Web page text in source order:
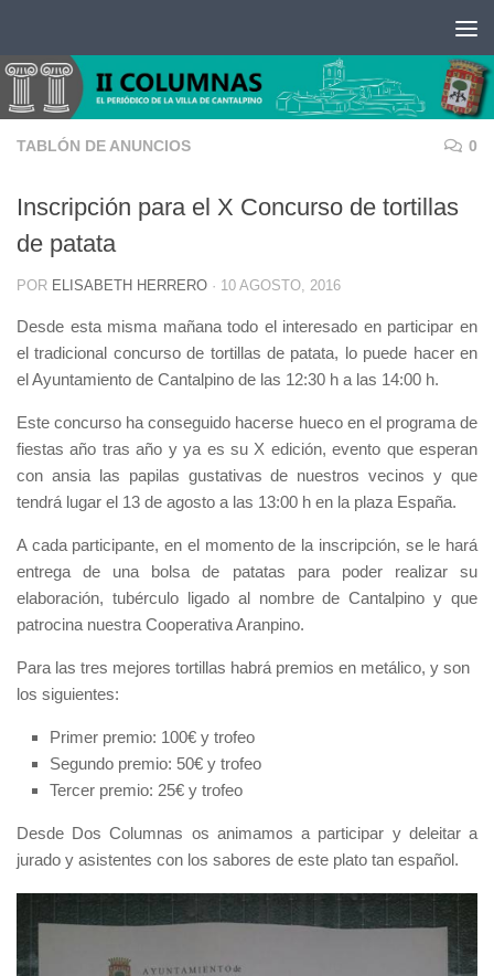
TABLÓN DE ANUNCIOS 0
Inscripción para el X Concurso de tortillas
de patata
POR ELISABETH HERRERO · 10 AGOSTO, 2016
Desde esta misma mañana todo el interesado en participar en
el tradicional concurso de tortillas de patata, lo puede hacer en
el Ayuntamiento de Cantalpino de las 12:30 h a las 14:00 h.
Este concurso ha conseguido hacerse hueco en el programa de
fiestas año tras año y ya es su X edición, evento que esperan
con ansia las papilas gustativas de nuestros vecinos y que
tendrá lugar el 13 de agosto a las 13:00 h en la plaza España.
A cada participante, en el momento de la inscripción, se le hará
entrega de una bolsa de patatas para poder realizar su
elaboración, tubérculo ligado al nombre de Cantalpino y que
patrocina nuestra Cooperativa Aranpino.
Para las tres mejores tortillas habrá premios en metálico, y son
los siguientes:
Primer premio: 100€ y trofeo
Segundo premio: 50€ y trofeo
Tercer premio: 25€ y trofeo
Desde Dos Columnas os animamos a participar y deleitar a
jurado y asistentes con los sabores de este plato tan español.